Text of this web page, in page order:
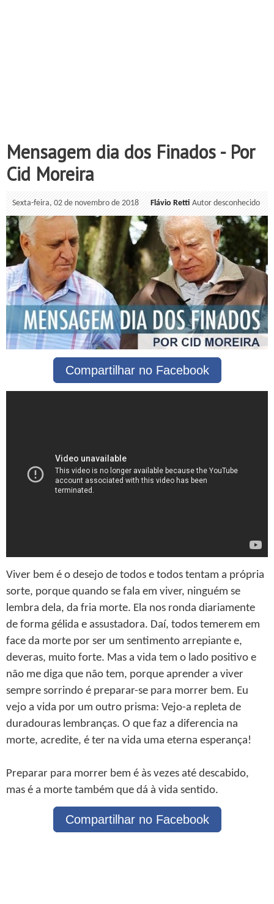
Mensagem dia dos Finados - Por
Cid Moreira
Sexta-feira, 02 de novembro de 2018 Flávio Retti Autor desconhecido
Compartilhar no Facebook
Viver bem é o desejo de todos e todos tentam a própria
sorte, porque quando se fala em viver, ninguém se
lembra dela, da fria morte. Ela nos ronda diariamente
de forma gélida e assustadora. Daí, todos temerem em
face da morte por ser um sentimento arrepiante e,
deveras, muito forte. Mas a vida tem o lado positivo e
não me diga que não tem, porque aprender a viver
sempre sorrindo é preparar-se para morrer bem. Eu
vejo a vida por um outro prisma: Vejo-a repleta de
duradouras lembranças. O que faz a diferencia na
morte, acredite, é ter na vida uma eterna esperança!
Preparar para morrer bem é às vezes até descabido,
mas é a morte também que dá à vida sentido.
Compartilhar no Facebook